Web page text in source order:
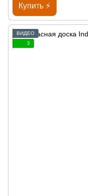
Купить ⚡
ВИДЕО
3